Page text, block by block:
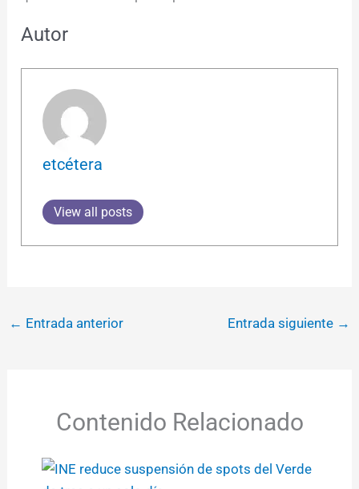
Autor
etcétera
View all posts
← Entrada anterior Entrada siguiente →
Contenido Relacionado